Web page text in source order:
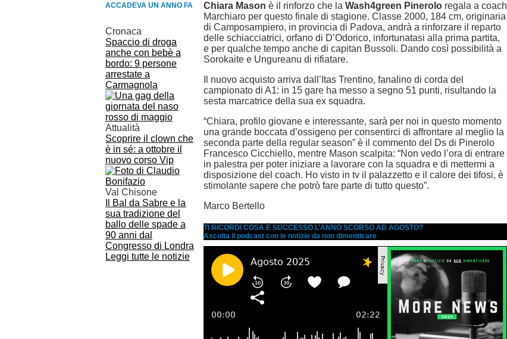
ACCADEVA UN ANNO FA
Cronaca
Spaccio di droga
anche con bebè a
bordo: 9 persone
arrestate a
Carmagnola
Attualità
Scoprire il clown che
è in sé: a ottobre il
nuovo corso Vip
Val Chisone
Il Bal da Sabre e la
sua tradizione del
ballo delle spade a
90 anni dal
Congresso di Londra
Leggi tutte le notizie
Chiara Mason è il rinforzo che la Wash4green Pinerolo regala a coach
Marchiaro per questo finale di stagione. Classe 2000, 184 cm, originaria
di Camposampiero, in provincia di Padova, andrà a rinforzare il reparto
delle schiacciatrici, orfano di D’Odorico, infortunatasi alla prima partita,
e per qualche tempo anche di capitan Bussoli. Dando così possibilità a
Sorokaite e Ungureanu di rifiatare.
Il nuovo acquisto arriva dall’Itas Trentino, fanalino di corda del
campionato di A1: in 15 gare ha messo a segno 51 punti, risultando la
sesta marcatrice della sua ex squadra.
“Chiara, profilo giovane e interessante, sarà per noi in questo momento
una grande boccata d’ossigeno per consentirci di affrontare al meglio la
seconda parte della regular season” è il commento del Ds di Pinerolo
Francesco Cicchiello, mentre Mason scalpita: “Non vedo l’ora di entrare
in palestra per poter iniziare a lavorare con la squadra e di mettermi a
disposizione del coach. Ho visto in tv il palazzetto e il calore dei tifosi, è
stimolante sapere che potrò fare parte di tutto questo”.
Marco Bertello
TI RICORDI COSA È SUCCESSO L’ANNO SCORSO AD AGOSTO?
Ascolta il podcast con le notizie da non dimenticare